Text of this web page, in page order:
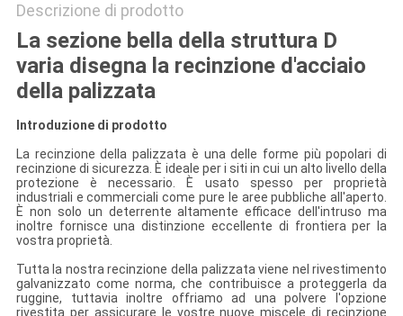
Descrizione di prodotto
La sezione bella della struttura D
varia disegna la recinzione d'acciaio
della palizzata
Introduzione di prodotto
La recinzione della palizzata è una delle forme più popolari di
recinzione di sicurezza. È ideale per i siti in cui un alto livello della
protezione è necessario. È usato spesso per proprietà
industriali e commerciali come pure le aree pubbliche all'aperto.
È non solo un deterrente altamente efficace dell'intruso ma
inoltre fornisce una distinzione eccellente di frontiera per la
vostra proprietà.
Tutta la nostra recinzione della palizzata viene nel rivestimento
galvanizzato come norma, che contribuisce a proteggerla da
ruggine, tuttavia inoltre offriamo ad una polvere l'opzione
rivestita per assicurare le vostre nuove miscele di recinzione